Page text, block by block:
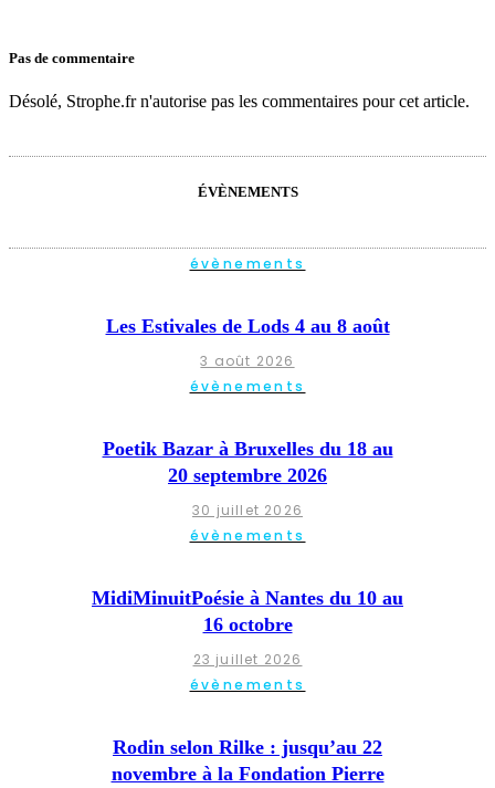
Pas de commentaire
Désolé, Strophe.fr n'autorise pas les commentaires pour cet article.
ÉVÈNEMENTS
évènements
Les Estivales de Lods 4 au 8 août
3 août 2026
évènements
Poetik Bazar à Bruxelles du 18 au
20 septembre 2026
30 juillet 2026
évènements
MidiMinuitPoésie à Nantes du 10 au
16 octobre
23 juillet 2026
évènements
Rodin selon Rilke : jusqu’au 22
novembre à la Fondation Pierre